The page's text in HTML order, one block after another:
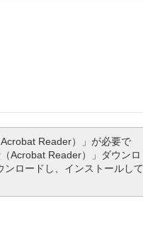
Reader）」が必要で
Acrobat Reader）」ダウンロ
ロードし、インストールして